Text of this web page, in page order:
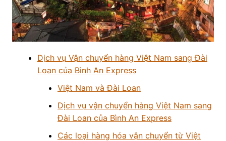
Dịch vụ Vận chuyển hàng Việt Nam sang Đài
Loan của Bình An Express
Việt Nam và Đài Loan
Dịch vụ vận chuyển hàng Việt Nam sang
Đài Loan của Bình An Express
Các loại hàng hóa vận chuyển từ Việt